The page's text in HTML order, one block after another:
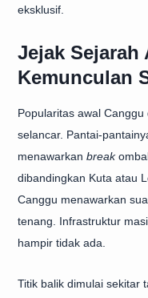
eksklusif.
Jejak Sejarah
Kemunculan
Popularitas awal
selancar. Pantai-
menawarkan break
dibandingkan Kuta atau
Canggu menawarkan
tenang. Infrastruktur
hampir tidak ada.
Titik balik dimulai sekitar